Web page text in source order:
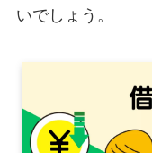
いでしょう。